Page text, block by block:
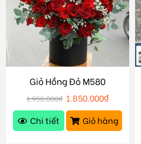
Giỏ Hồng Đỏ M580
1.950.000₫ 1.850.000₫
Chi tiết
Giỏ hàng